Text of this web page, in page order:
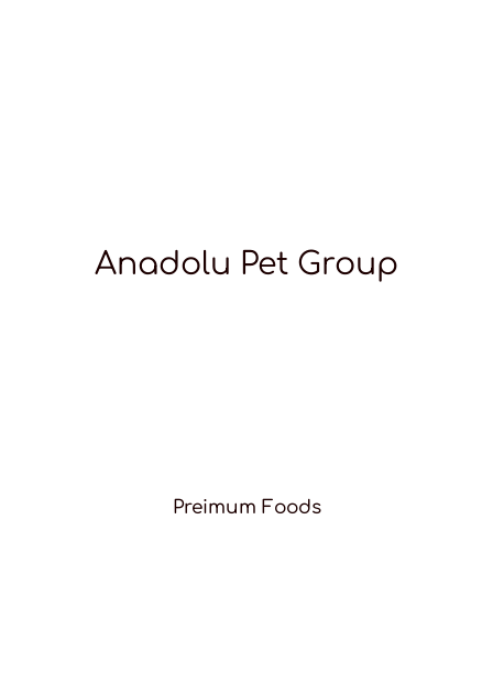
Anadolu Pet Group
Preimum Foods